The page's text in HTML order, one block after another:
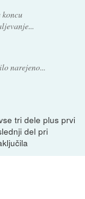
koncu
narejeno...
tri dele plus prvi
del pri